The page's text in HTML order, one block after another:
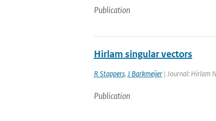
Publication
Hirlam singular vectors
R Stappers, J Barkmeijer| Journal: Hirlam
Publication